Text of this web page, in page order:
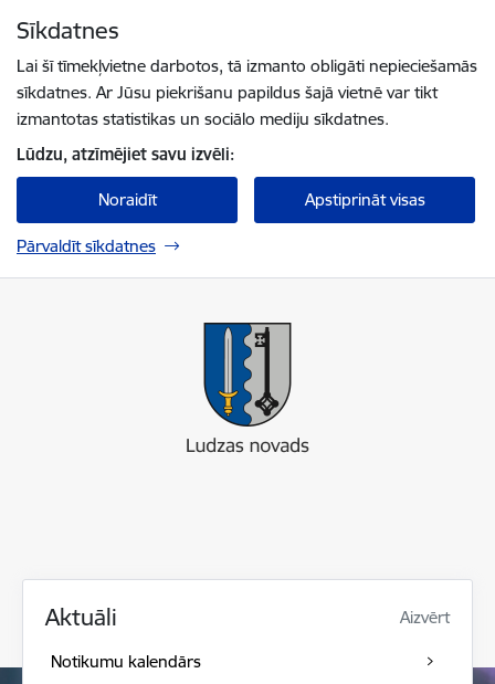
Sīkdatnes
Lai šī tīmekļvietne darbotos, tā izmanto obligāti nepieciešamās
sīkdatnes. Ar Jūsu piekrišanu papildus šajā vietnē var tikt
izmantotas statistikas un sociālo mediju sīkdatnes.
Lūdzu, atzīmējiet savu izvēli:
Noraidīt Apstiprināt visas
Pārvaldīt sīkdatnes
Aktuāli Aizvērt
Notikumu kalendārs